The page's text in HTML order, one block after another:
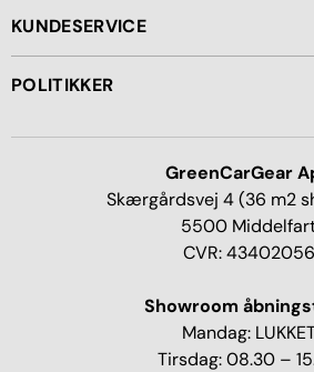
KUNDESERVICE
POLITIKKER
GreenCarGear
Skærgårdsvej 4 (36 m2
5500
CVR: 43402056
Showroom
Mandag:
Tirsdag: 08.30 –